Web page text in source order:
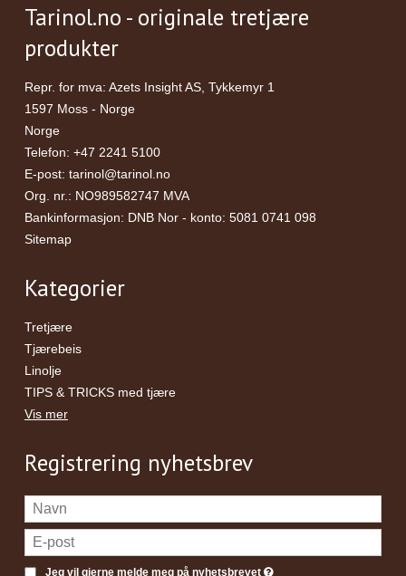
Tarinol.no - originale tretjære
produkter
Repr. for mva: Azets Insight AS, Tykkemyr 1
1597 Moss - Norge
Norge
Telefon: +47 2241 5100
E-post: tarinol@tarinol.no
Org. nr. : NO989582747 MVA
Bankinformasjon: DNB Nor - konto: 5081 0741 098
Sitemap
Kategorier
Tretjære
Tjærebeis
Linolje
TIPS & TRICKS med tjære
Vis mer
Registrering nyhetsbrev
Jeg vil gjerne melde meg på nyhetsbrevet